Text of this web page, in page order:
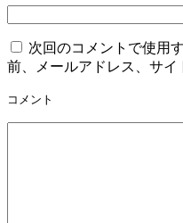
次回のコメントで使用
前、メールアドレス、サイ
コメント